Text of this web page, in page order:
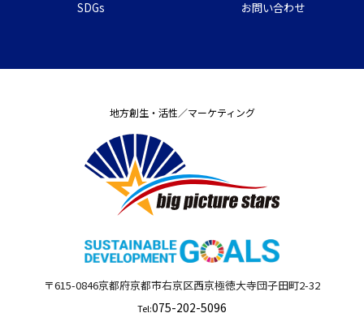
SDGs お問い合わせ
地方創生・活性／マーケティング
〒615-0846京都府京都市右京区西京極徳大寺団子田町2-32
Tel:075-202-5096